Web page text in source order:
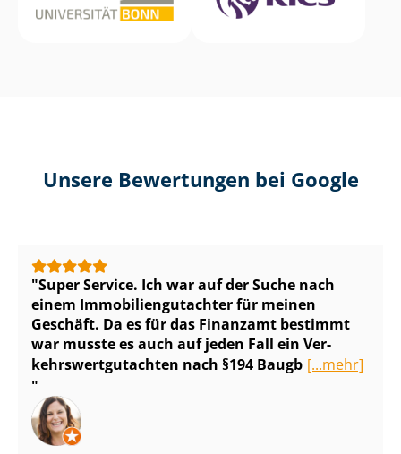
Unsere Bewertungen bei Google
Super Service. Ich war auf der Suche nach
einem Im­mo­bi­li­en­gut­ach­ter für meinen
Geschäft. Da es für das Finanzamt bestimmt
war musste es auch auf jeden Fall ein Ver­
kehrs­wert­gut­ach­ten nach §194 Baugb [...mehr]